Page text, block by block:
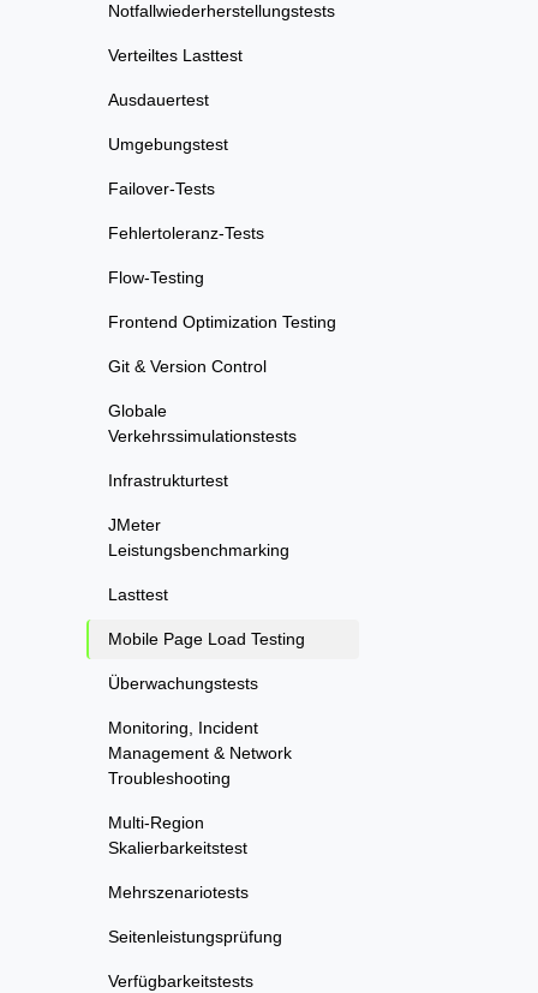
Notfallwiederherstellungstests
Verteiltes Lasttest
Ausdauertest
Umgebungstest
Failover-Tests
Fehlertoleranz-Tests
Flow-Testing
Frontend Optimization Testing
Git & Version Control
Globale
Verkehrssimulationstests
Infrastrukturtest
JMeter
Leistungsbenchmarking
Lasttest
Mobile Page Load Testing
Überwachungstests
Monitoring, Incident
Management & Network
Troubleshooting
Multi-Region
Skalierbarkeitstest
Mehrszenariotests
Seitenleistungsprüfung
Verfügbarkeitstests